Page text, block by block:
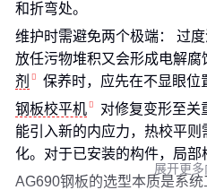
和折弯处。
维护时需避免两个极端： 过
放任污物堆积又会形成电解腐
剂
保养时，应先在不显眼位
钢板校平机
对修复变形至关
能引入新的内应力，热校平
化。对于已安装的构件，局部
AG690钢板的选型本质是系
展开更多